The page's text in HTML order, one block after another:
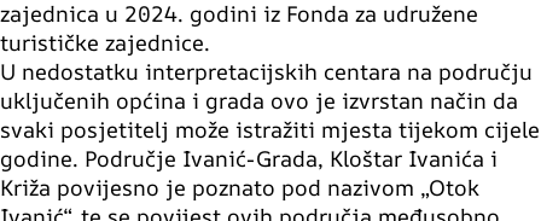
zajednica u 2024. godini iz Fonda za udružene
turističke zajednice.
U nedostatku interpretacijskih centara na području
uključenih općina i grada ovo je izvrstan način da
svaki posjetitelj može istražiti mjesta tijekom cijele
godine. Područje Ivanić-Grada, Kloštar Ivanića i
Križa povijesno je poznato pod nazivom „Otok